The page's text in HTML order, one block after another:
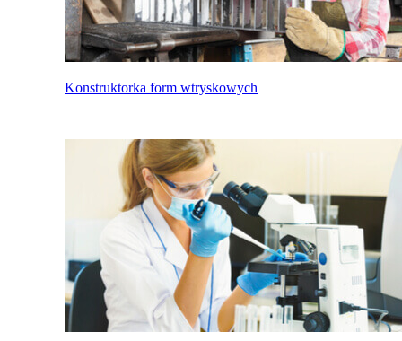
Konstruktorka form wtryskowych